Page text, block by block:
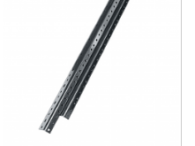
RK-RR20
Pour racks RK-20 et BRK-
Vendu par paire